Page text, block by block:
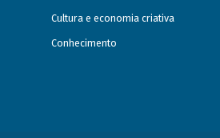
Cultura e economia criativa
Conhecimento